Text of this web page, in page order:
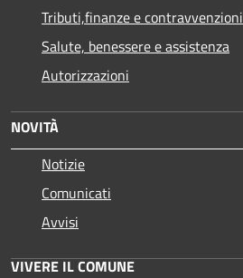
Tributi,finanze e contravvenzioni
Salute, benessere e assistenza
Autorizzazioni
NOVITÀ
Notizie
Comunicati
Avvisi
VIVERE IL COMUNE